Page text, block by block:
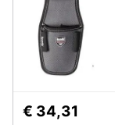
€ 34,31